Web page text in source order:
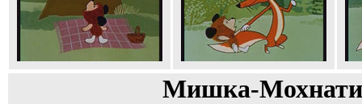
Мишка-